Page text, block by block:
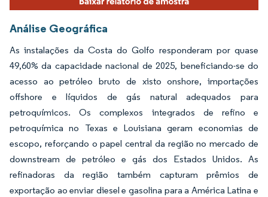
Análise Geográfica
As instalações da Costa do Golfo responderam por quase
49,60% da capacidade nacional de 2025, beneficiando-se do
acesso ao petróleo bruto de xisto onshore, importações
offshore e líquidos de gás natural adequados para
petroquímicos. Os complexos integrados de refino e
petroquímica no Texas e Louisiana geram economias de
escopo, reforçando o papel central da região no mercado de
downstream de petróleo e gás dos Estados Unidos. As
refinadoras da região também capturam prêmios de
exportação ao enviar diesel e gasolina para a América Latina e